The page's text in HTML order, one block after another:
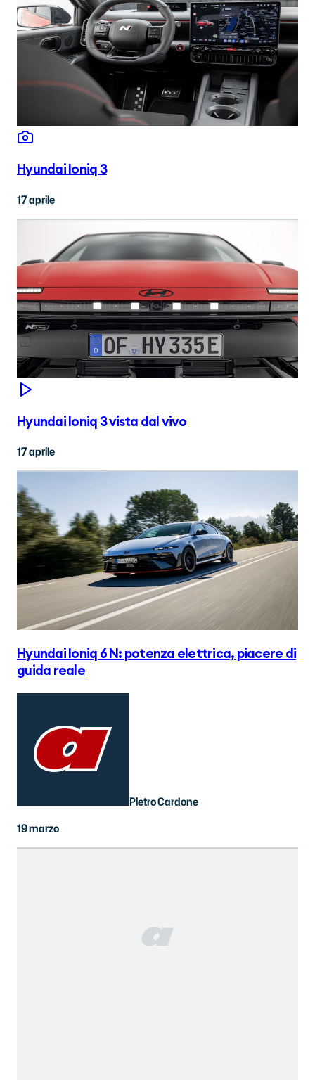
Hyundai Ioniq 3
17 aprile
Hyundai Ioniq 3 vista dal vivo
17 aprile
Hyundai Ioniq 6 N: potenza elettrica, piacere di
guida reale
Pietro Cardone
19 marzo